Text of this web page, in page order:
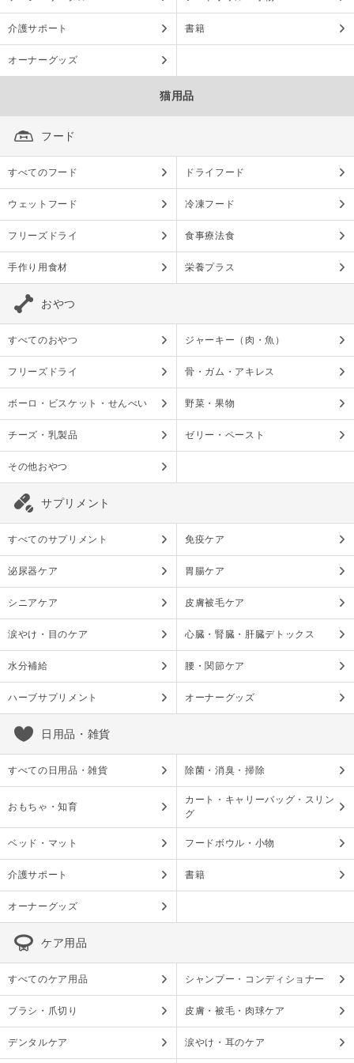
介護サポート 書籍
オーナーグッズ
猫用品
フード
すべてのフード ドライフード
ウェットフード 冷凍フード
フリーズドライ 食事療法食
手作り用食材 栄養プラス
おやつ
すべてのおやつ ジャーキー（肉・魚）
フリーズドライ 骨・ガム・アキレス
ボーロ・ビスケット・せんべい 野菜・果物
チーズ・乳製品 ゼリー・ペースト
その他おやつ
サプリメント
すべてのサプリメント 免疫ケア
泌尿器ケア 胃腸ケア
シニアケア 皮膚被毛ケア
涙やけ・目のケア 心臓・腎臓・肝臓デトックス
水分補給 腰・関節ケア
ハーブサプリメント オーナーグッズ
日用品・雑貨
すべての日用品・雑貨 除菌・消臭・掃除
おもちゃ・知育
カート・キャリーバッグ・スリン
グ
ベッド・マット フードボウル・小物
介護サポート 書籍
オーナーグッズ
ケア用品
すべてのケア用品 シャンプー・コンディショナー
ブラシ・爪切り 皮膚・被毛・肉球ケア
デンタルケア 涙やけ・耳のケア